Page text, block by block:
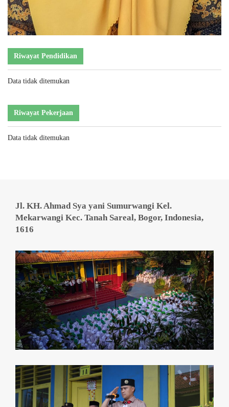
Riwayat Pendidikan
Data tidak ditemukan
Riwayat Pekerjaan
Data tidak ditemukan
Jl. KH. Ahmad Sya yani Sumurwangi Kel.
Mekarwangi Kec. Tanah Sareal, Bogor, Indonesia,
1616